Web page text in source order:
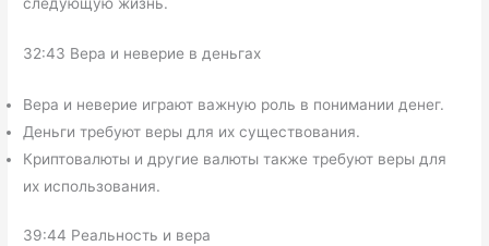
следующую жизнь.
32:43 Вера и неверие в деньгах
Вера и неверие играют важную роль в понимании денег.
Деньги требуют веры для их существования.
Криптовалюты и другие валюты также требуют веры для
их использования.
39:44 Реальность и вера